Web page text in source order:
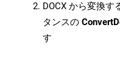
DOCX から変換す
タンスの
す